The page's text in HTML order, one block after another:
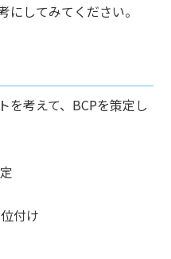
にしてみてください。
を考えて、BCPを策定し
付け